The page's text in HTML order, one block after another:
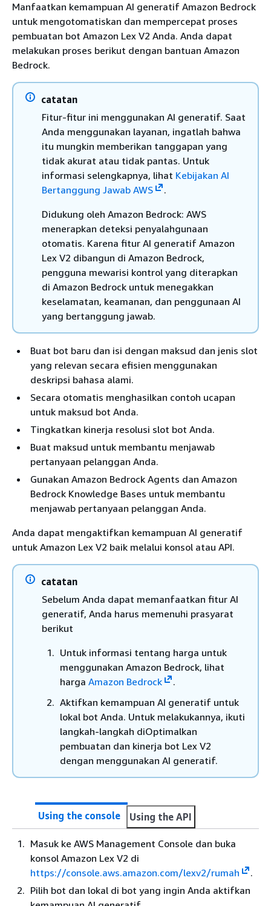
Manfaatkan kemampuan AI generatif Amazon Bedrock
untuk mengotomatiskan dan mempercepat proses
pembuatan bot Amazon Lex V2 Anda. Anda dapat
melakukan proses berikut dengan bantuan Amazon
Bedrock.
catatan
Fitur-fitur ini menggunakan AI generatif. Saat
Anda menggunakan layanan, ingatlah bahwa
itu mungkin memberikan tanggapan yang
tidak akurat atau tidak pantas. Untuk
informasi selengkapnya, lihat Kebijakan AI
Bertanggung Jawab AWS
.
Didukung oleh Amazon Bedrock: AWS
menerapkan deteksi penyalahgunaan
otomatis. Karena fitur AI generatif Amazon
Lex V2 dibangun di Amazon Bedrock,
pengguna mewarisi kontrol yang diterapkan
di Amazon Bedrock untuk menegakkan
keselamatan, keamanan, dan penggunaan AI
yang bertanggung jawab.
Buat bot baru dan isi dengan maksud dan jenis slot
yang relevan secara efisien menggunakan
deskripsi bahasa alami.
Secara otomatis menghasilkan contoh ucapan
untuk maksud bot Anda.
Tingkatkan kinerja resolusi slot bot Anda.
Buat maksud untuk membantu menjawab
pertanyaan pelanggan Anda.
Gunakan Amazon Bedrock Agents dan Amazon
Bedrock Knowledge Bases untuk membantu
menjawab pertanyaan pelanggan Anda.
Anda dapat mengaktifkan kemampuan AI generatif
untuk Amazon Lex V2 baik melalui konsol atau API.
catatan
Sebelum Anda dapat memanfaatkan fitur AI
generatif, Anda harus memenuhi prasyarat
berikut
Untuk informasi tentang harga untuk
menggunakan Amazon Bedrock, lihat
harga Amazon Bedrock
.
Aktifkan kemampuan AI generatif untuk
lokal bot Anda. Untuk melakukannya, ikuti
langkah-langkah diOptimalkan
pembuatan dan kinerja bot Lex V2
dengan menggunakan AI generatif.
Using the console Using the API
Masuk ke AWS Management Console dan buka
konsol Amazon Lex V2 di
https://console.aws.amazon.com/lexv2/rumah
.
Pilih bot dan lokal di bot yang ingin Anda aktifkan